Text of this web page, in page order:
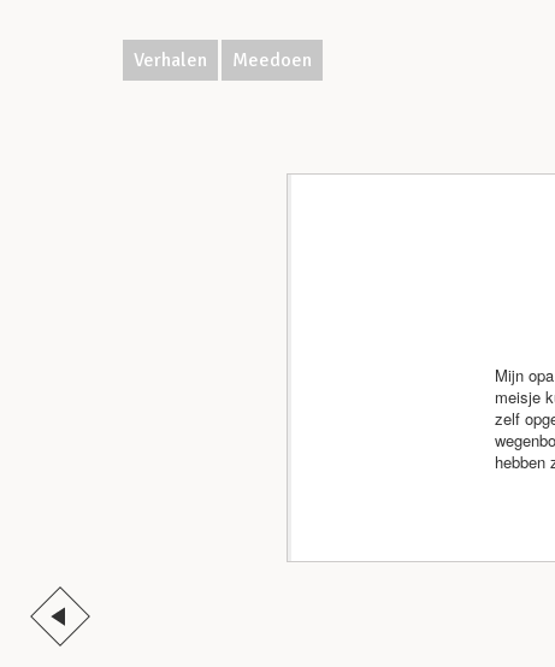
Verhalen Meedoen
Mijn
meisje
zelf
hebben